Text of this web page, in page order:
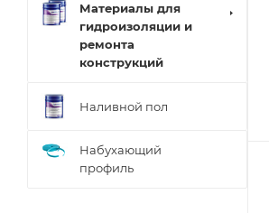
Материалы для
гидроизоляции и
ремонта
конструкций
Наливной пол
Набухающий
профиль